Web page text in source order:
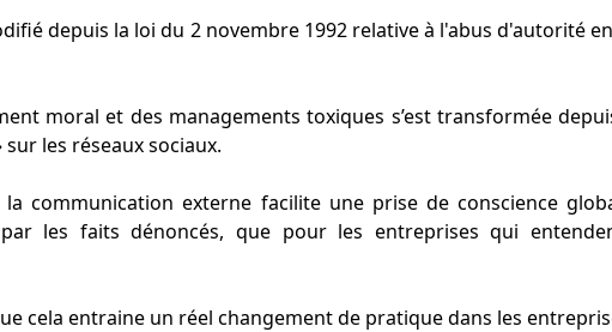
depuis la loi du 2 novembre 1992 relative à l'abus d'autorité
moral et des managements toxiques s’est transformée
les réseaux sociaux.
la communication externe facilite une prise de conscience
les faits dénoncés, que pour les entreprises qui
cela entraine un réel changement de pratique dans les